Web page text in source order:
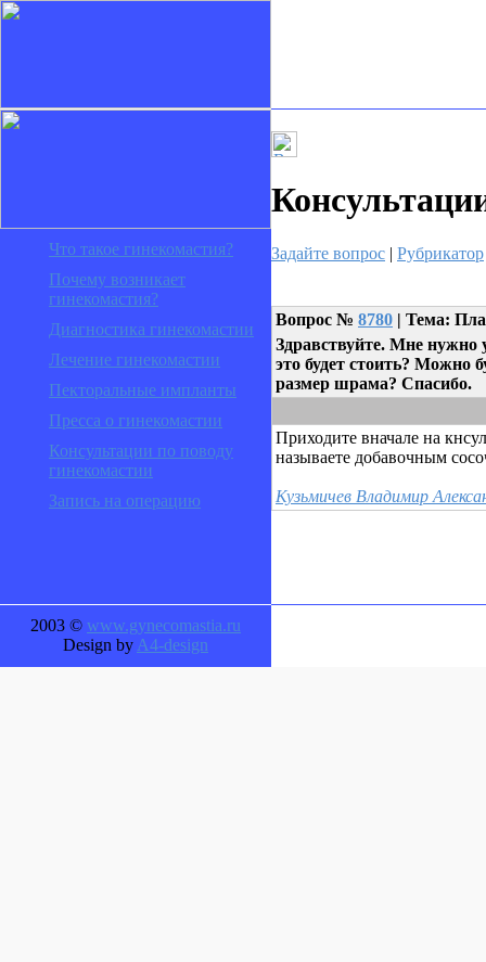
Что такое гинекомастия?
Почему возникает
гинекомастия?
Диагностика гинекомастии
Лечение гинекомастии
Пекторальные импланты
Пресса о гинекомастии
Консультации по поводу
гинекомастии
Запись на операцию
Задайте вопрос | Рубрикатор
Вопрос № 8780 | Тема:
Здравствуйте. Мне нужно
это будет стоить? Можно
размер шрама? Спасибо.
Приходите вначале на
называете добавочным
Кузьмичев Владимир
2003 © www.gynecomastia.ru
Design by A4-design